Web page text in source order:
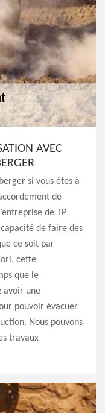
AVEC
si vous êtes à
de
de TP
de faire des
ce soit par
cette
que le
avoir une
pouvoir évacuer
Nous pouvons
travaux